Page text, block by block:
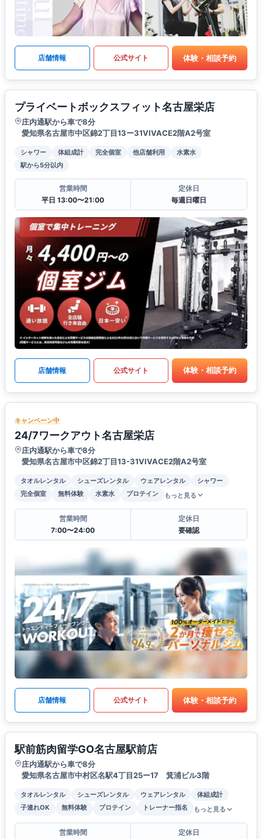
店舗情報 公式サイト 体験・相談予約
プライベートボックスフィット名古屋栄店
庄内通駅から車で8分
愛知県名古屋市中区錦2丁目13ー31VIVACE2階A2号室
シャワー 体組成計 完全個室 他店舗利用
水素水
駅から5分以内
営業時間
平日 13:00〜21:00
定休日
毎週日曜日
店舗情報 公式サイト 体験・相談予約
キャンペーン中
24/7ワークアウト名古屋栄店
庄内通駅から車で8分
愛知県名古屋市中区錦2丁目13-31VIVACE2階A2号室
タオルレンタル シューズレンタル ウェアレンタル
シャワー
完全個室
無料体験 水素水 プロテイン もっと見る
営業時間
7:00〜24:00
定休日
要確認
店舗情報 公式サイト 体験・相談予約
駅前筋肉留学GO名古屋駅前店
庄内通駅から車で8分
愛知県名古屋市中村区名駅4丁目25ー17 箕浦ビル3階
タオルレンタル シューズレンタル ウェアレンタル
体組成計
子連れOK
無料体験 プロテイン トレーナー指名 もっと見る
営業時間
定休日